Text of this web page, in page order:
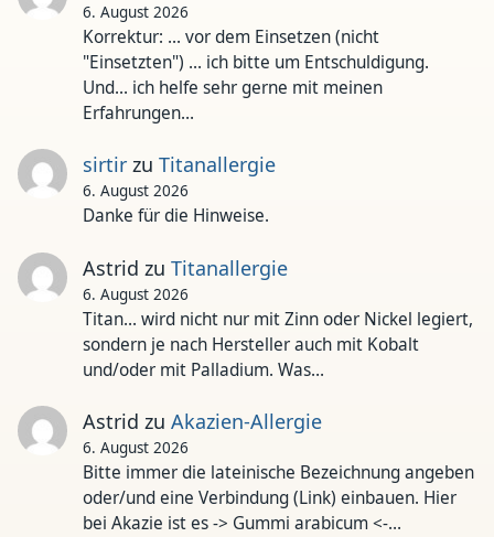
6. August 2026
Korrektur: ... vor dem Einsetzen (nicht
"Einsetzten") ... ich bitte um Entschuldigung.
Und... ich helfe sehr gerne mit meinen
Erfahrungen…
sirtirzu Titanallergie
6. August 2026
Danke für die Hinweise.
Astrid zu Titanallergie
6. August 2026
Titan... wird nicht nur mit Zinn oder Nickel legiert,
sondern je nach Hersteller auch mit Kobalt
und/oder mit Palladium. Was…
Astrid zu Akazien-Allergie
6. August 2026
Bitte immer die lateinische Bezeichnung angeben
oder/und eine Verbindung (Link) einbauen. Hier
bei Akazie ist es -> Gummi arabicum <-…